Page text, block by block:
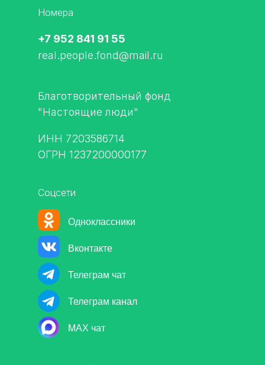
ИНН 7203586714
ОГРН 1237200000177
Благотворительный фонд
"Настоящие люди"
real.people.fond@mail.ru
Номера
Соцсети
+7 952 841 91 55
MAX чат
Телеграм канал
Телеграм чат
Вконтакте
Одноклассники